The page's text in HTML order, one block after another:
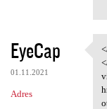
EyeCap
01.11.2021
Adres